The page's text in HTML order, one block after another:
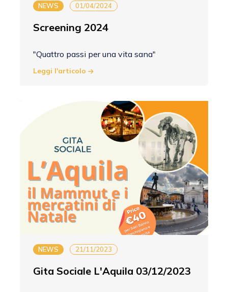
NEWS 01/04/2024
Screening 2024
"Quattro passi per una vita sana"
Leggi l'articolo
NEWS 21/11/2023
Gita Sociale L'Aquila 03/12/2023